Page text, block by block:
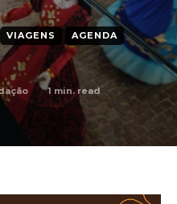
VIAGENS
AGENDA
1 min. read